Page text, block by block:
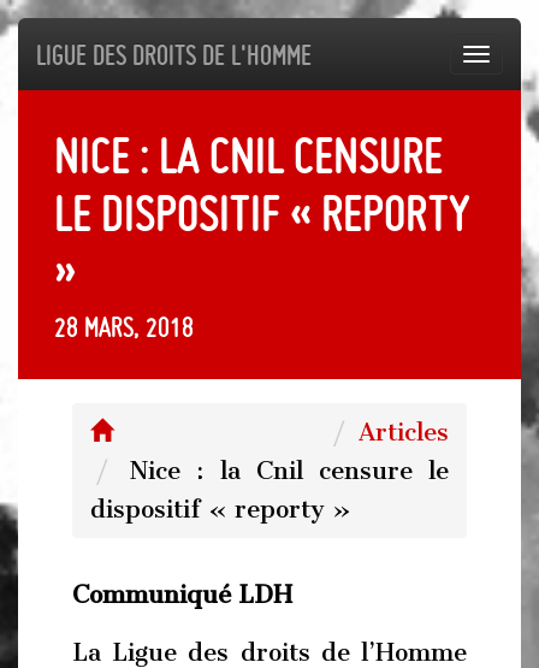
Ligue des droits de l'Homme
Nice : la Cnil censure
le dispositif « reporty
»
28 mars, 2018
Articles
Nice : la Cnil censure le
dispositif « reporty »
Communiqué LDH
La Ligue des droits de l’Homme